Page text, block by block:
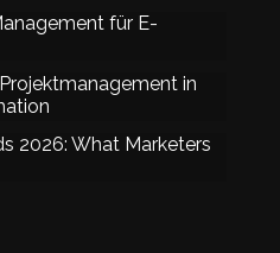
für E-
in
2026: What Marketers